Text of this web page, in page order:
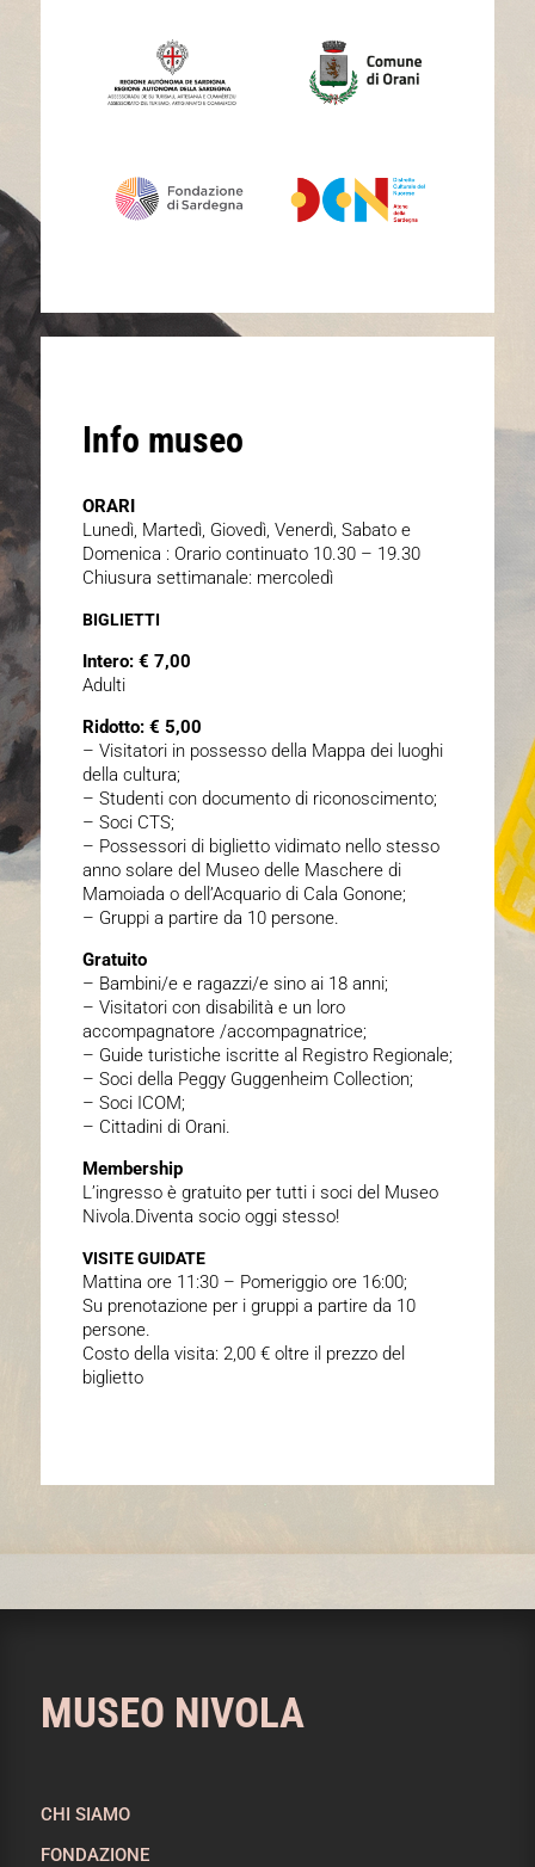
Info museo
ORARI
Lunedì, Martedì, Giovedì, Venerdì, Sabato e
Domenica : Orario continuato 10.30 – 19.30
Chiusura settimanale: mercoledì
BIGLIETTI
Intero: € 7,00
Adulti
Ridotto: € 5,00
– Visitatori in possesso della Mappa dei luoghi
della cultura;
– Studenti con documento di riconoscimento;
– Soci CTS;
– Possessori di biglietto vidimato nello stesso
anno solare del Museo delle Maschere di
Mamoiada o dell’Acquario di Cala Gonone;
– Gruppi a partire da 10 persone.
Gratuito
– Bambini/e e ragazzi/e sino ai 18 anni;
– Visitatori con disabilità e un loro
accompagnatore /accompagnatrice;
– Guide turistiche iscritte al Registro Regionale;
– Soci della Peggy Guggenheim Collection;
– Soci ICOM;
– Cittadini di Orani.
Membership
L’ingresso è gratuito per tutti i soci del Museo
Nivola.Diventa socio oggi stesso!
VISITE GUIDATE
Mattina ore 11:30 – Pomeriggio ore 16:00;
Su prenotazione per i gruppi a partire da 10
persone.
Costo della visita: 2,00 € oltre il prezzo del
biglietto
MUSEO NIVOLA
CHI SIAMO
FONDAZIONE